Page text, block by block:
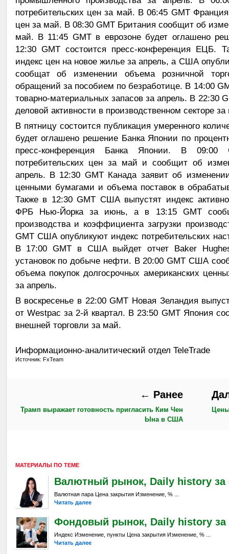
потребительских цен за май. В 06:45 GMT
цен за май. В 08:30 GMT Британия сообщит об
май. В 11:45 GMT в еврозоне будет оглашено
12:30 GMT состоится пресс-конференция ЕЦБ.
индекс цен на новое жилье за апрель, а США
сообщат об изменении объема розничной
обращений за пособием по безработице. В 14:00
товарно-материальных запасов за апрель. В 22:30
деловой активности в производственном секторе
В пятницу состоится публикация умеренного
будет оглашено решение Банка Японии по
пресс-конференция Банка Японии. В 09:00
потребительских цен за май и сообщит об
апрель. В 12:30 GMT Канада заявит об
ценными бумагами и объема поставок в
Также в 12:30 GMT США выпустят индекс
ФРБ Нью-Йорка за июнь, а в 13:15 GMT
производства и коэффициента загрузки
GMT США опубликуют индекс потребительских
В 17:00 GMT в США выйдет отчет Baker
установок по добыче нефти. В 20:00 GMT США
объема покупок долгосрочных американских
за апрель.
В воскресенье в 22:00 GMT Новая Зеландия
от Westpac за 2-й квартал. В 23:50 GMT Япония
внешней торговли за май.
Информационно-аналитический отдел TeleTrade
Источник: FxTeam
← Ранее
Трамп выражает готовность пригласить Ким Чен
Ына в США
МАТЕРИАЛЫ ПО ТЕМЕ
Валютный рынок, Daily history за
Валютная пара Цена закрытия Изменение, % ...
Читать далее
Фондовый рынок, Daily history за
Индекс Изменение, пункты Цена закрытия Изменение, % ...
Читать далее